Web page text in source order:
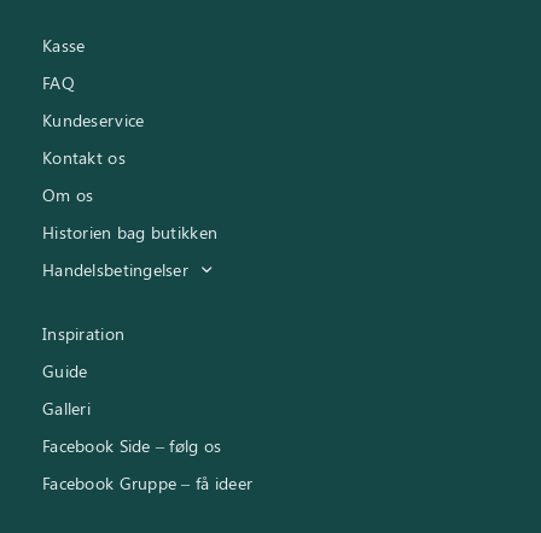
Kasse
FAQ
Kundeservice
Kontakt os
Om os
Historien bag butikken
Handelsbetingelser
Inspiration
Guide
Galleri
Facebook Side – følg os
Facebook Gruppe – få ideer